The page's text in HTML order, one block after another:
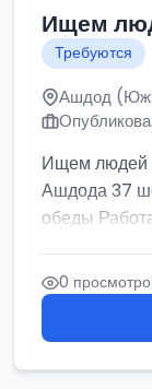
Ищем
Требуются
Ашдод
Ищем людей
Ашдода 37
обеды
0